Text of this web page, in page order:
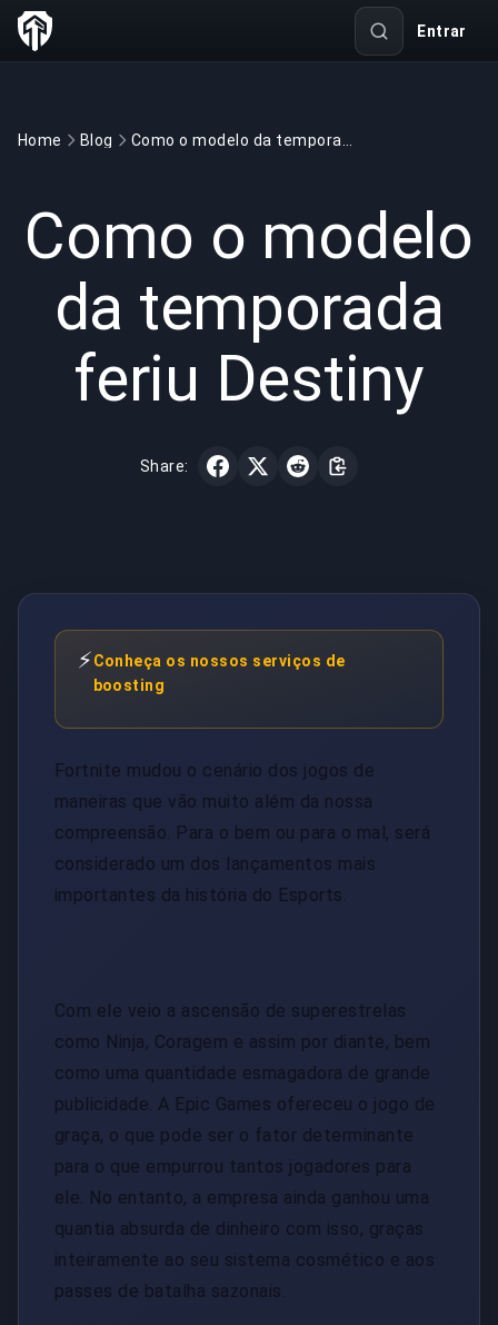
Entrar
Home Blog
Como o modelo
da temporada
feriu Destiny
Share:
⚡Conheça os nossos serviços de
boosting
Fortnite mudou o cenário dos jogos de
maneiras que vão muito além da nossa
compreensão. Para o bem ou para o mal, será
considerado um dos lançamentos mais
importantes da história do Esports.
Com ele veio a ascensão de superestrelas
como Ninja, Coragem e assim por diante, bem
como uma quantidade esmagadora de grande
publicidade. A Epic Games ofereceu o jogo de
graça, o que pode ser o fator determinante
para o que empurrou tantos jogadores para
ele. No entanto, a empresa ainda ganhou uma
quantia absurda de dinheiro com isso, graças
inteiramente ao seu sistema cosmético e aos
passes de batalha sazonais.